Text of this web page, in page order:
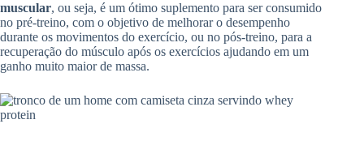
muscular, ou seja, é um ótimo suplemento para ser consumido
no pré-treino, com o objetivo de melhorar o desempenho
durante os movimentos do exercício, ou no pós-treino, para a
recuperação do músculo após os exercícios ajudando em um
ganho muito maior de massa.